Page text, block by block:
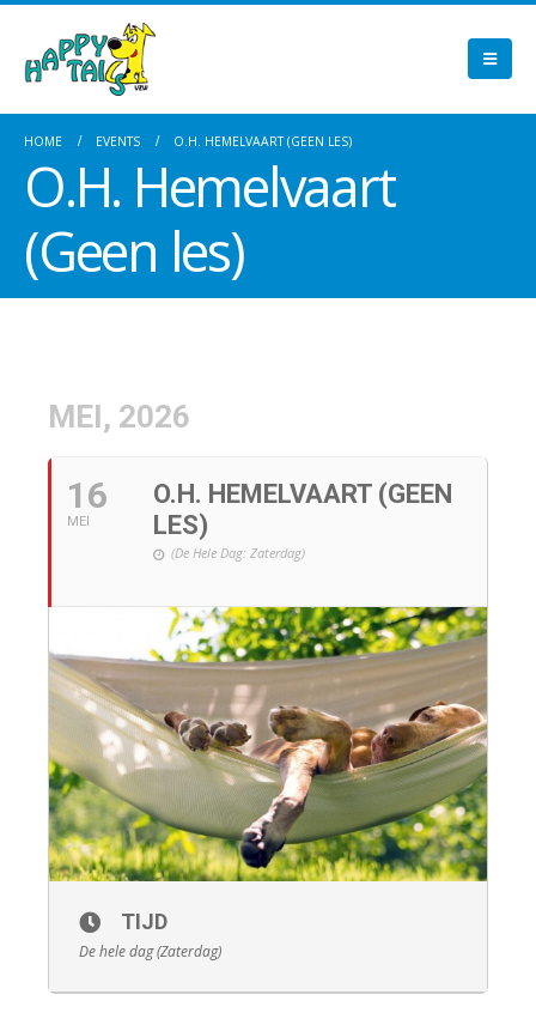
HOME EVENTS O.H. HEMELVAART (GEEN LES)
O.H. Hemelvaart
(Geen les)
MEI, 2026
16
MEI
O.H. HEMELVAART (GEEN
LES)
(De Hele Dag: Zaterdag)
TIJD
De hele dag (Zaterdag)